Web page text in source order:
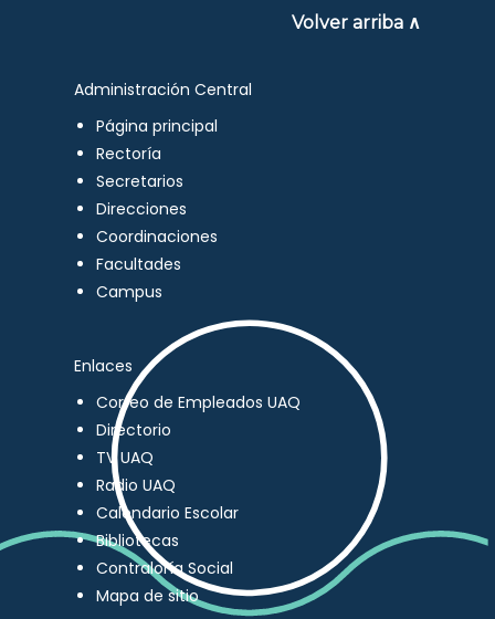
Volver arriba ∧
Administración Central
Página principal
Rectoría
Secretarios
Direcciones
Coordinaciones
Facultades
Campus
Enlaces
Correo de Empleados UAQ
Directorio
TV UAQ
Radio UAQ
Calendario Escolar
Bibliotecas
Contraloría Social
Mapa de sitio